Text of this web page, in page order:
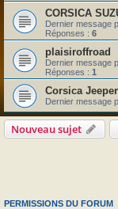
CORSICA
Dernier message
Réponses : 6
plaisiroffroad
Dernier message
Réponses : 1
Corsica
Dernier message
Nouveau sujet
PERMISSIONS DU FORUM